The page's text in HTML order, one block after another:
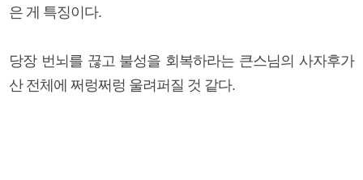
은 게 특징이다.
당장 번뇌를 끊고 불성을 회복하라는 큰스님의 사자후가
산 전체에 쩌렁쩌렁 울려퍼질 것 같다.